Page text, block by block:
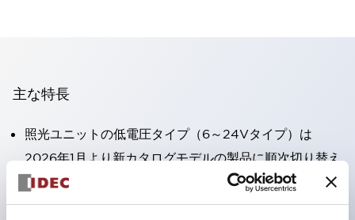
主な特長
照光ユニットの低電圧タイプ（6～24Vタイプ）は
2026年1月より新カタログモデルの製品に順次切り替え
予定
高電圧タイプのLED球が搭載可能になり、ダイレクト